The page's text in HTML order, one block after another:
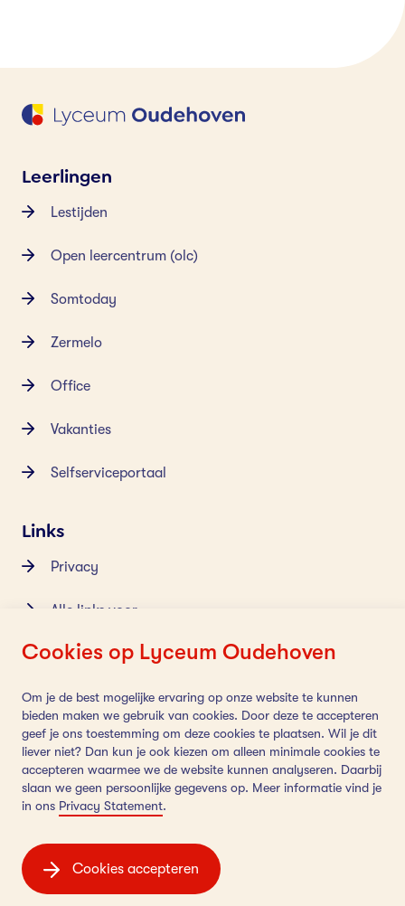
Cookies op Lyceum Oudehoven
Om je de best mogelijke ervaring op onze website te kunnen
bieden maken we gebruik van cookies. Door deze te accepteren
geef je ons toestemming om deze cookies te plaatsen. Wil je dit
liever niet? Dan kun je ook kiezen om alleen minimale cookies te
accepteren waarmee we de website kunnen analyseren. Daarbij
slaan we geen persoonlijke gegevens op. Meer informatie vind je
in ons Privacy Statement.
Cookies accepteren
Leerlingen
Lestijden
Open leercentrum (olc)
Somtoday
Zermelo
Office
Vakanties
Selfserviceportaal
Links
Privacy
Alle links voor
Contact
Hoefslag 4
4205 NK Gorinchem
0183 64 66 20